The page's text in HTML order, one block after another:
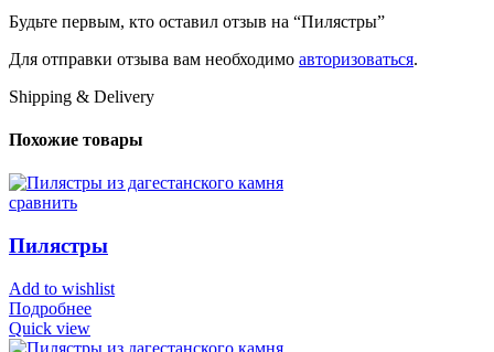
Будьте первым, кто оставил отзыв на “Пилястры”
Для отправки отзыва вам необходимо авторизоваться.
Shipping & Delivery
Похожие товары
сравнить
Пилястры
Add to wishlist
Подробнее
Quick view